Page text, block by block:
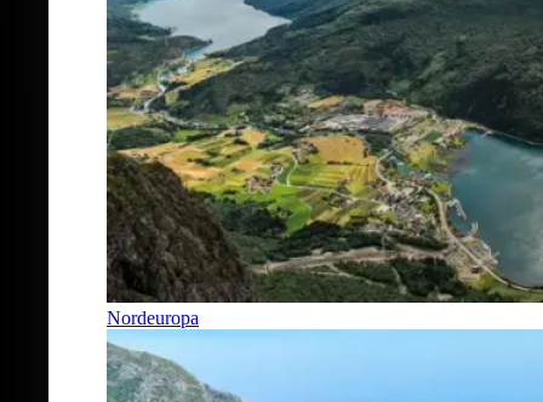
Nordeuropa